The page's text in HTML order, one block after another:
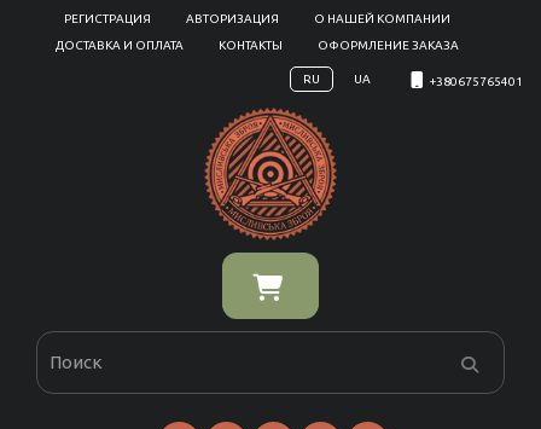
РЕГИСТРАЦИЯ АВТОРИЗАЦИЯ
О НАШЕЙ КОМПАНИИ
ДОСТАВКА И ОПЛАТА
КОНТАКТЫ ОФОРМЛЕНИЕ ЗАКАЗА
RU UA +380675765401